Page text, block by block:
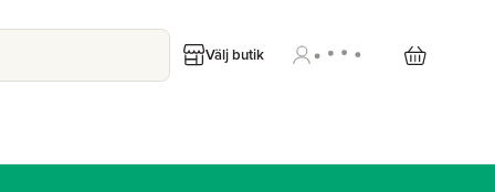
Välj butik